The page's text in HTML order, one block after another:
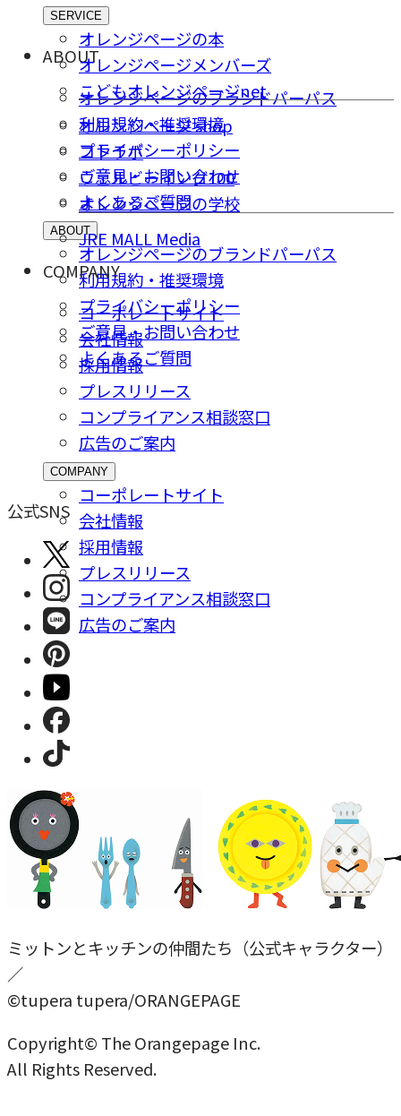
SERVICE
オレンジページの本
オレンジページメンバーズ
こどもオレンジページnet
オレンジページ shop
コトラボ
ウェルビーイング100
オレンジページの学校
JRE MALL Media
ABOUT
オレンジページのブランドパーパス
利用規約・推奨環境
プライバシーポリシー
ご意⾒・お問い合わせ
よくあるご質問
ABOUT
オレンジページのブランドパーパス
利用規約・推奨環境
プライバシーポリシー
ご意⾒・お問い合わせ
よくあるご質問
COMPANY
コーポレートサイト
会社情報
採⽤情報
プレスリリース
コンプライアンス相談窓⼝
広告のご案内
COMPANY
コーポレートサイト
会社情報
採⽤情報
プレスリリース
コンプライアンス相談窓⼝
広告のご案内
公式SNS
ミットンとキッチンの仲間たち（公式キャラクター）
／
©tupera tupera/ORANGEPAGE
Copyright© The Orangepage Inc.
All Rights Reserved.